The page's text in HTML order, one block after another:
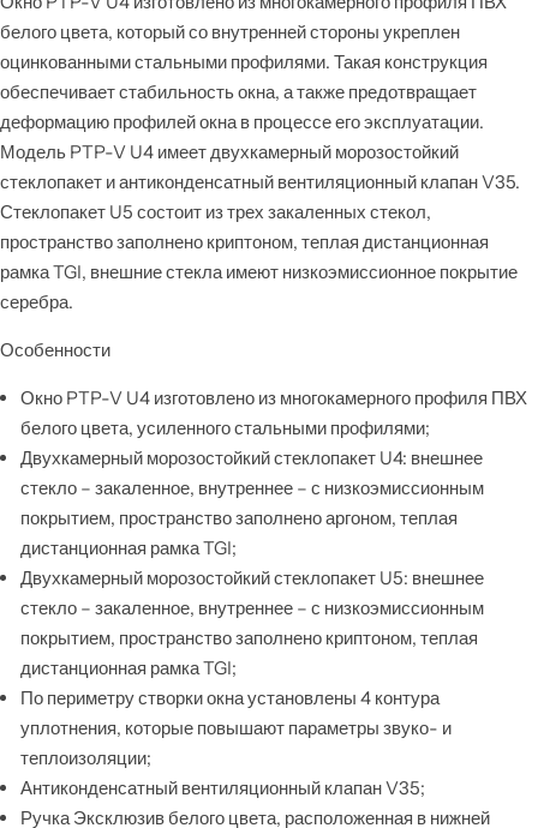
белого цвета, который со внутренней стороны укреплен
оцинкованными стальными профилями. Такая конструкция
обеспечивает стабильность окна, а также предотвращает
деформацию профилей окна в процессе его эксплуатации.
Модель PTP-V U4 имеет двухкамерный морозостойкий
стеклопакет и антиконденсатный вентиляционный клапан V35.
Стеклопакет U5 состоит из трех закаленных стекол,
пространство заполнено криптоном, теплая дистанционная
рамка TGI, внешние стекла имеют низкоэмиссионное покрытие
серебра.
Особенности
Окно PTP-V U4 изготовлено из многокамерного профиля ПВХ
белого цвета, усиленного стальными профилями;
Двухкамерный морозостойкий стеклопакет U4: внешнее
стекло – закаленное, внутреннее – с низкоэмиссионным
покрытием, пространство заполнено аргоном, теплая
дистанционная рамка TGI;
Двухкамерный морозостойкий стеклопакет U5: внешнее
стекло – закаленное, внутреннее – с низкоэмиссионным
покрытием, пространство заполнено криптоном, теплая
дистанционная рамка TGI;
По периметру створки окна установлены 4 контура
уплотнения, которые повышают параметры звуко- и
теплоизоляции;
Антиконденсатный вентиляционный клапан V35;
Ручка Эксклюзив белого цвета, расположенная в нижней